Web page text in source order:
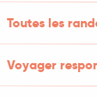
Toutes les
Voyager